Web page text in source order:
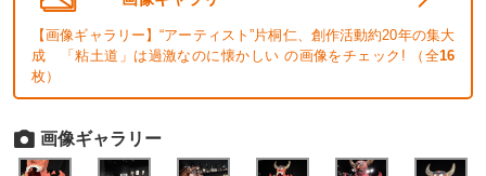
【画像ギャラリー】“アーティスト”片桐仁、創作活動約20年の集大
成 「粘土道」は過激なのに懐かしい の画像をチェック! （全16
枚）
画像ギャラリー